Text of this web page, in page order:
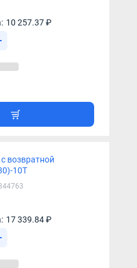
10 257.37 ₽
возвратной
10T
17 339.84 ₽